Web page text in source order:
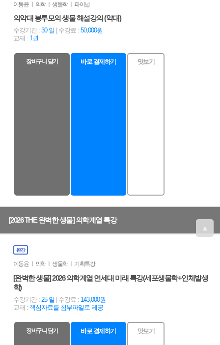
▲
이동윤 ㅣ 의학 ㅣ 생물학 ㅣ 파이널
의약대 봉투모의 생물 해설강의 (약대)
수강기간 : 30 일 | 수강료 : 50,000원
교재 : 1권
장바구니 담기 바로 결제하기 맛보기
[2026 THE 완벽한 생물] 의학계열 특강
완강
이동윤 ㅣ 의학 ㅣ 생물학 ㅣ 기획특강
[완벽한 생물] 2026 의학계열 연세대 미래 특강(세포생물학+인체발생
학)
수강기간 : 25 일 | 수강료 : 143,000원
교재 : 핵심자료를 첨부파일로 제공
장바구니 담기 바로 결제하기 맛보기